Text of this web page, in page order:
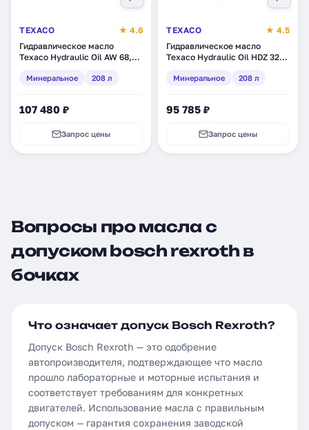
TEXACO
★ 4.6
Гидравлическое масло
Texaco Hydraulic Oil AW 68,
(840138DEE)
Минеральное 208 л
107 480 ₽
Запрос цены
TEXACO
★ 4.5
Гидравлическое масло
Texaco Hydraulic Oil HDZ 32,
(802896DEE)
Минеральное 208 л
95 785 ₽
Запрос цены
Вопросы про масла с
допуском bosch rexroth в
бочках
Что означает допуск Bosch Rexroth?
Допуск Bosch Rexroth — это одобрение
автопроизводителя, подтверждающее что масло
прошло лабораторные и моторные испытания и
соответствует требованиям для конкретных
двигателей. Использование масла с правильным
допуском — гарантия сохранения заводской